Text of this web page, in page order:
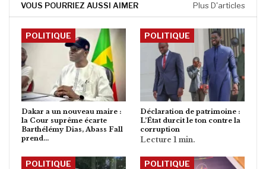
VOUS POURRIEZ AUSSI AIMER Plus D'articles
POLITIQUE
Dakar a un nouveau maire :
la Cour suprême écarte
Barthélémy Dias, Abass Fall
prend…
POLITIQUE
Déclaration de patrimoine :
L’État durcit le ton contre la
corruption
POLITIQUE POLITIQUE